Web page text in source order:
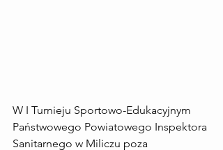
W I Turnieju Sportowo-Edukacyjnym
Państwowego Powiatowego Inspektora
Sanitarnego w Miliczu poza